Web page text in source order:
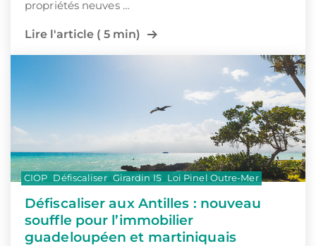
propriétés neuves …
Lire l'article ( 5 min)
Défiscaliser aux Antilles : nouveau
souffle pour l’immobilier
guadeloupéen et martiniquais
CIOP Défiscaliser Girardin IS Loi Pinel Outre-Mer